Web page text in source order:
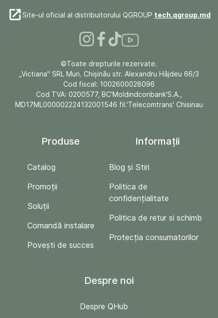
Site-ul oficial al distribuitorului QGROUP tech.qgroup.md
©Toate drepturile rezervate.
„Victiana" SRL Mun. Chişinău str. Alexandru Hâjdeu 66/3
Cod fiscal: 1002600028096
Cod TVA: 0200577, BC'Moldindconbank'S.A.,
MD17ML000002224132001546 fil.'Telecomtrans' Chisinau
Produse
Catalog
Promoții
Soluții
Comandă instalare
Povești de succes
Informații
Blog și Stiri
Politica de
confidențialitate
Politica de retur si schimb
Protecția consumatorilor
Despre noi
Despre QHub